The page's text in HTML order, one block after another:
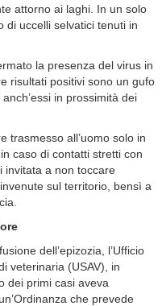
attorno ai laghi. In un solo
di uccelli selvatici tenuti in
la presenza del virus in
risultati positivi sono un gufo
in prossimità dei
trasmesso all’uomo solo in
caso di contatti stretti con
invitata a non toccare
sul territorio, bensì a
dell’epizozia, l’Ufficio
veterinaria (USAV), in
dei primi casi aveva
che prevede